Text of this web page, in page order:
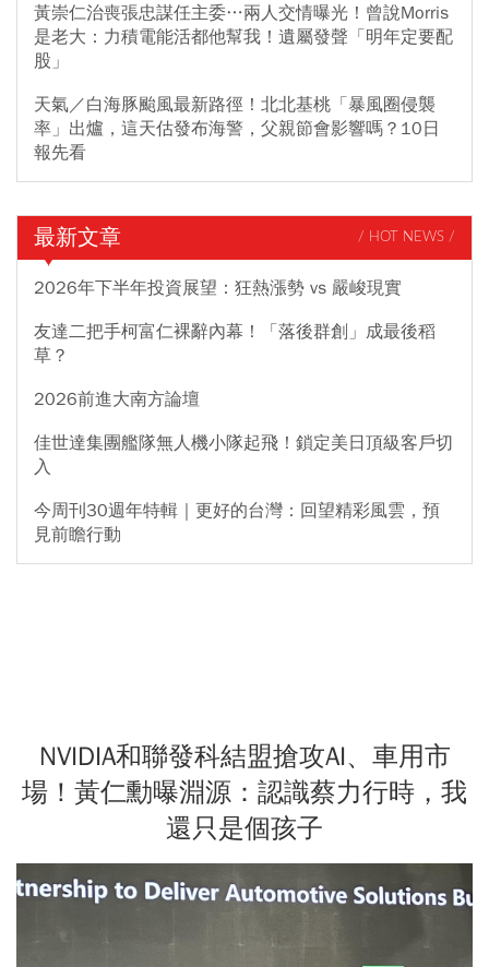
黃崇仁治喪張忠謀任主委…兩人交情曝光！曾說Morris
是老大：力積電能活都他幫我！遺屬發聲「明年定要配
股」
天氣／白海豚颱風最新路徑！北北基桃「暴風圈侵襲
率」出爐，這天估發布海警，父親節會影響嗎？10日
報先看
最新文章 / HOT NEWS /
2026年下半年投資展望：狂熱漲勢 vs 嚴峻現實
友達二把手柯富仁裸辭內幕！「落後群創」成最後稻
草？
2026前進大南方論壇
佳世達集團艦隊無人機小隊起飛！鎖定美日頂級客戶切
入
今周刊30週年特輯｜更好的台灣：回望精彩風雲，預
見前瞻行動
NVIDIA和聯發科結盟搶攻AI、車用市
場！黃仁勳曝淵源：認識蔡力行時，我
還只是個孩子